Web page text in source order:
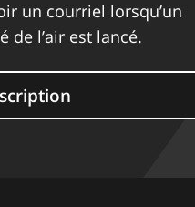
un courriel lorsqu’un
de l’air est lancé.